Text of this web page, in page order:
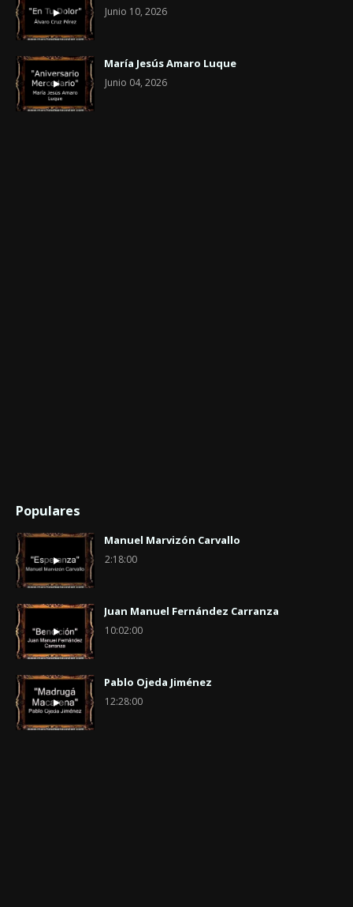
Junio 10, 2026
María Jesús Amaro Luque
Junio 04, 2026
Populares
Manuel Marvizón Carvallo
2:18:00
Juan Manuel Fernández Carranza
10:02:00
Pablo Ojeda Jiménez
12:28:00